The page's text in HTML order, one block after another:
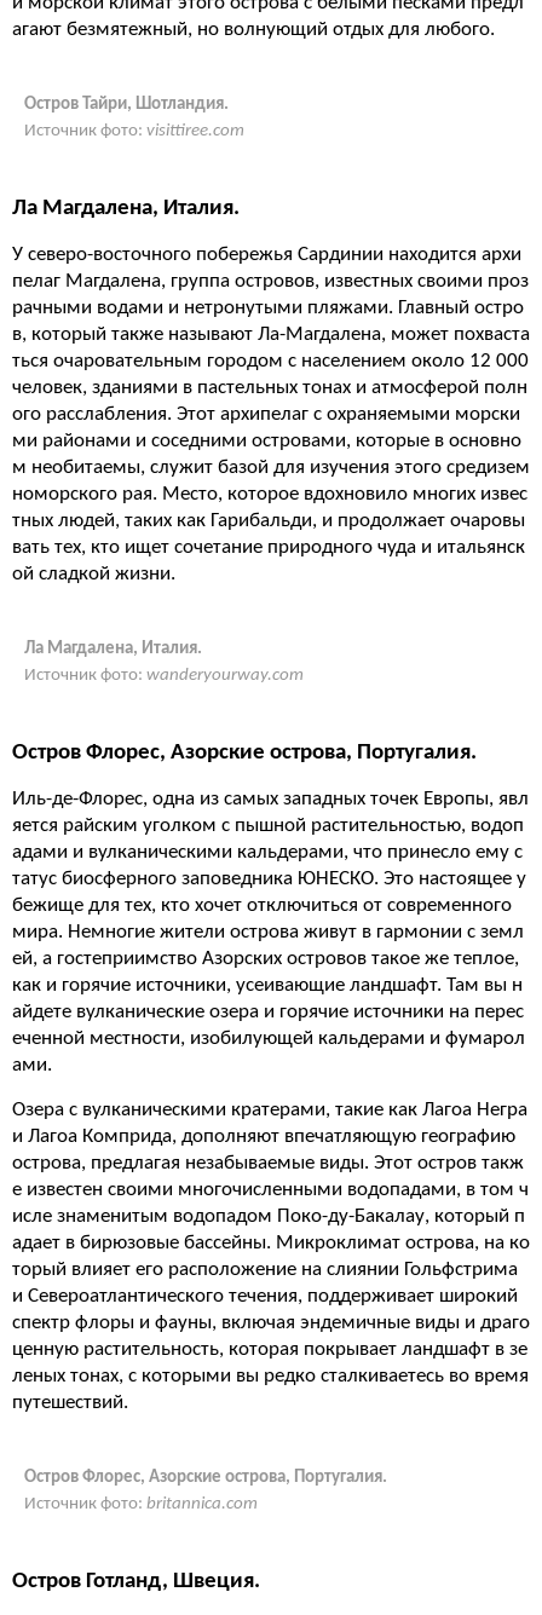
агают безмятежный, но волнующий отдых для любого.
Остров Тайри, Шотландия.
Источник фото: visittiree.com
Ла Магдалена, Италия.
У северо-восточного побережья Сардинии находится архи
пелаг Магдалена, группа островов, известных своими проз
рачными водами и нетронутыми пляжами. Главный остро
в, который также называют Ла-Магдалена, может похваста
ться очаровательным городом с населением около 12 000
человек, зданиями в пастельных тонах и атмосферой полн
ого расслабления. Этот архипелаг с охраняемыми морски
ми районами и соседними островами, которые в основно
м необитаемы, служит базой для изучения этого средизем
номорского рая. Место, которое вдохновило многих извес
тных людей, таких как Гарибальди, и продолжает очаровы
вать тех, кто ищет сочетание природного чуда и итальянск
ой сладкой жизни.
Ла Магдалена, Италия.
Источник фото: wanderyourway.com
Остров Флорес, Азорские острова, Португалия.
Иль-де-Флорес, одна из самых западных точек Европы, явл
яется райским уголком с пышной растительностью, водоп
адами и вулканическими кальдерами, что принесло ему с
татус биосферного заповедника ЮНЕСКО. Это настоящее у
бежище для тех, кто хочет отключиться от современного
мира. Немногие жители острова живут в гармонии с земл
ей, а гостеприимство Азорских островов такое же теплое,
как и горячие источники, усеивающие ландшафт. Там вы н
айдете вулканические озера и горячие источники на перес
еченной местности, изобилующей кальдерами и фумарол
ами.
Озера с вулканическими кратерами, такие как Лагоа Негра
и Лагоа Комприда, дополняют впечатляющую географию
острова, предлагая незабываемые виды. Этот остров такж
е известен своими многочисленными водопадами, в том ч
исле знаменитым водопадом Поко-ду-Бакалау, который п
адает в бирюзовые бассейны. Микроклимат острова, на ко
торый влияет его расположение на слиянии Гольфстрима
и Североатлантического течения, поддерживает широкий
спектр флоры и фауны, включая эндемичные виды и драго
ценную растительность, которая покрывает ландшафт в зе
леных тонах, с которыми вы редко сталкиваетесь во время
путешествий.
Остров Флорес, Азорские острова, Португалия.
Источник фото: britannica.com
Остров Готланд, Швеция.